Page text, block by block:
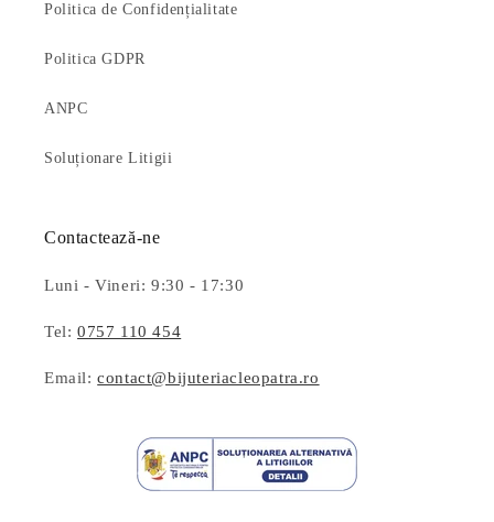
Politica de Confidențialitate
Politica GDPR
ANPC
Soluționare Litigii
Contactează-ne
Luni - Vineri: 9:30 - 17:30
Tel:0757 110 454
Email:contact@bijuteriacleopatra.ro